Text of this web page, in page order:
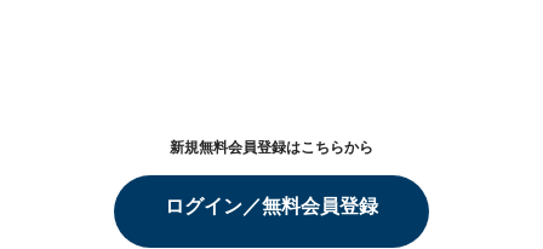
新規無料会員登録はこちらから
ログイン／無料会員登録